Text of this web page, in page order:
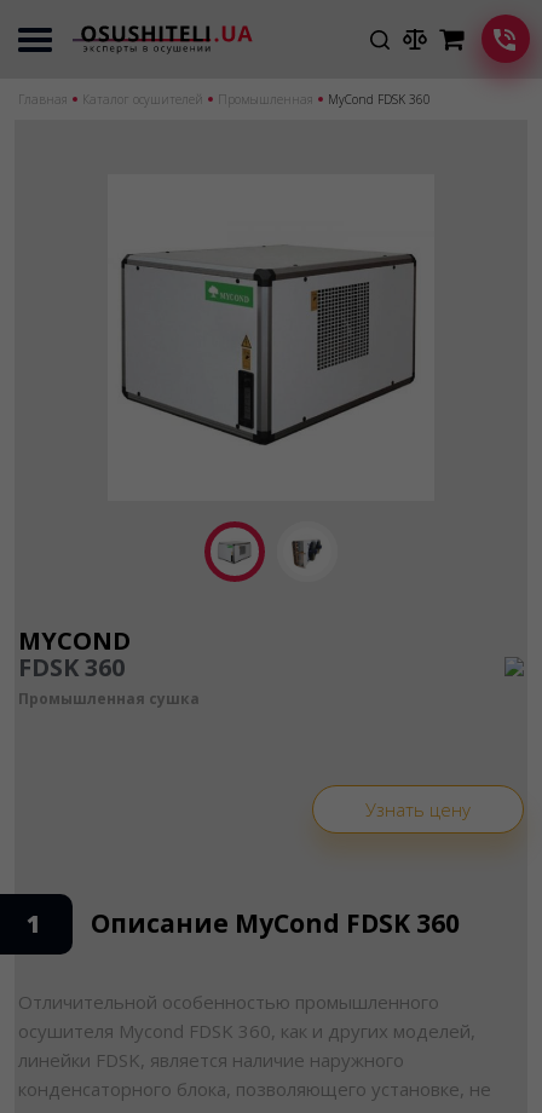
Главная Каталог осушителей Промышленная MyCond FDSK 360
MYCOND
FDSK 360
Промышленная сушка
Узнать цену
1 Описание MyCond FDSK 360
Отличительной особенностью промышленного
осушителя Mycond FDSK 360, как и других моделей,
линейки FDSK, является наличие наружного
конденсаторного блока, позволяющего установке, не